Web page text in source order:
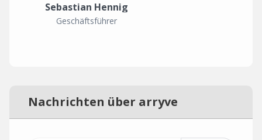
Sebastian Hennig
Geschäftsführer
Nachrichten über arryve